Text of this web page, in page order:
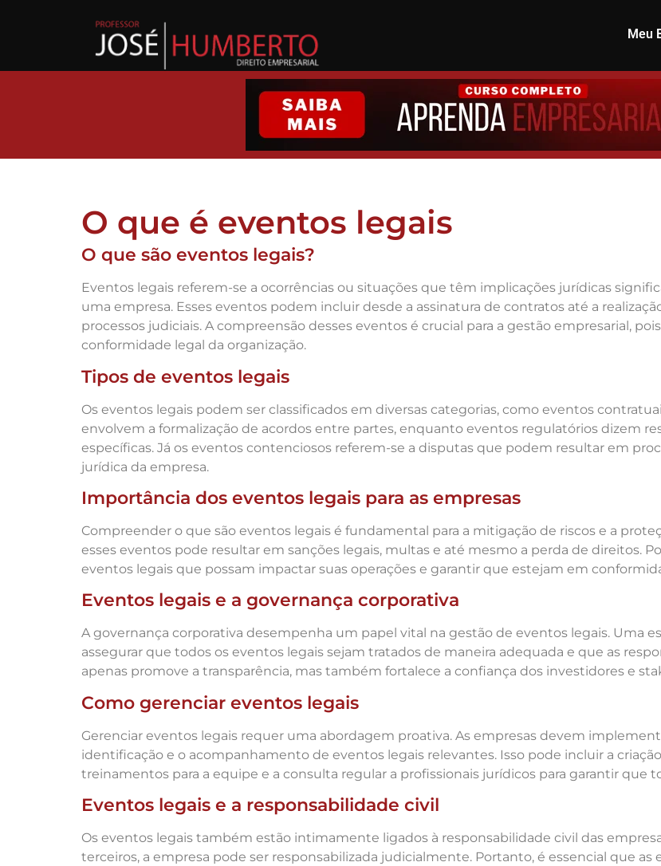
Meu
O que é eventos legais
O que são eventos legais?
Eventos legais referem-se a ocorrências ou situações que têm implicações jurídicas
uma empresa. Esses eventos podem incluir desde a assinatura de contratos até a
processos judiciais. A compreensão desses eventos é crucial para a gestão empresarial,
conformidade legal da organização.
Tipos de eventos legais
Os eventos legais podem ser classificados em diversas categorias, como eventos
envolvem a formalização de acordos entre partes, enquanto eventos regulatórios dizem
específicas. Já os eventos contenciosos referem-se a disputas que podem resultar em
jurídica da empresa.
Importância dos eventos legais para as empresas
Compreender o que são eventos legais é fundamental para a mitigação de riscos e a
esses eventos pode resultar em sanções legais, multas e até mesmo a perda de direitos.
eventos legais que possam impactar suas operações e garantir que estejam em
Eventos legais e a governança corporativa
A governança corporativa desempenha um papel vital na gestão de eventos legais. Uma
assegurar que todos os eventos legais sejam tratados de maneira adequada e que as
apenas promove a transparência, mas também fortalece a confiança dos investidores e
Como gerenciar eventos legais
Gerenciar eventos legais requer uma abordagem proativa. As empresas devem
identificação e o acompanhamento de eventos legais relevantes. Isso pode incluir a
treinamentos para a equipe e a consulta regular a profissionais jurídicos para garantir que
Eventos legais e a responsabilidade civil
Os eventos legais também estão intimamente ligados à responsabilidade civil das
terceiros, a empresa pode ser responsabilizada judicialmente. Portanto, é essencial que